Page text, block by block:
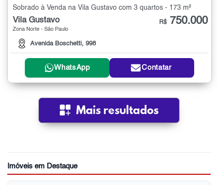
Sobrado à Venda na Vila Gustavo com 3 quartos - 173 m²
Vila Gustavo
Zona Norte - São Paulo
Avenida Boschetti, 998
R$ 750.000
WhatsApp Contatar
Imóveis em Destaque